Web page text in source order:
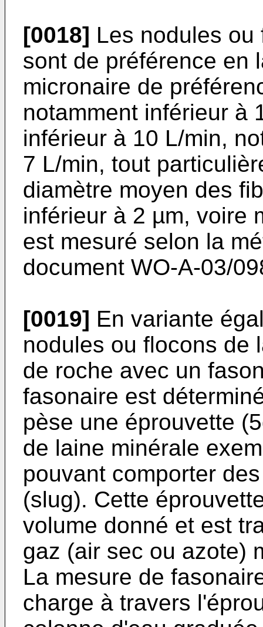
[0018] Les nodules
sont de préférence en
micronaire de
notamment inférieur à
inférieur à 10 L/min,
7 L/min, tout
diamètre moyen des
inférieur à 2 µm, voire
est mesuré selon la
document WO-A-03/
[0019] En variante
nodules ou flocons de
de roche avec un
fasonaire est
pèse une éprouvette
de laine minérale
pouvant comporter
(slug). Cette
volume donné et est
gaz (air sec ou azote)
La mesure de
charge à travers